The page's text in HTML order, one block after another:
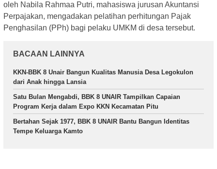
oleh Nabila Rahmaa Putri, mahasiswa jurusan Akuntansi
Perpajakan, mengadakan pelatihan perhitungan Pajak
Penghasilan (PPh) bagi pelaku UMKM di desa tersebut.
BACAAN LAINNYA
KKN-BBK 8 Unair Bangun Kualitas Manusia Desa Legokulon
dari Anak hingga Lansia
Satu Bulan Mengabdi, BBK 8 UNAIR Tampilkan Capaian
Program Kerja dalam Expo KKN Kecamatan Pitu
Bertahan Sejak 1977, BBK 8 UNAIR Bantu Bangun Identitas
Tempe Keluarga Kamto